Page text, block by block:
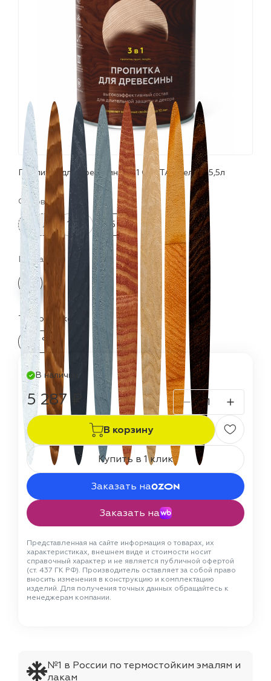
и эмали
Пропитка для древесины 3в1 CERTA "Белая" 5,5л
Фасовка:
0.9 л 12 л 5.5 л
Цвета:
Термостойкость:
60 °C
В наличии
5 287 ₽
В корзину
Купить в 1 клик
Заказать на
Заказать на
Представленная на сайте информация о товарах, их
характеристиках, внешнем виде и стоимости носит
справочный характер и не является публичной офертой
(ст. 437 ГК РФ). Производитель оставляет за собой право
вносить изменения в конструкцию и комплектацию
изделий. Для получения точных данных обращайтесь к
менеджерам компании.
№1 в России по термостойким эмалям и
лакам